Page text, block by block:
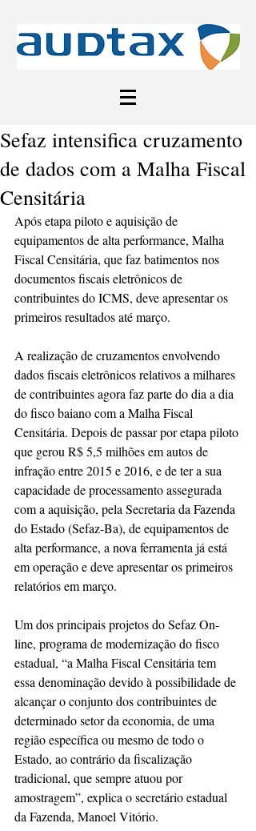
Sefaz intensifica cruzamento
de dados com a Malha Fiscal
Censitária
Após etapa piloto e aquisição de
equipamentos de alta performance, Malha
Fiscal Censitária, que faz batimentos nos
documentos fiscais eletrônicos de
contribuintes do ICMS, deve apresentar os
primeiros resultados até março.
A realização de cruzamentos envolvendo
dados fiscais eletrônicos relativos a milhares
de contribuintes agora faz parte do dia a dia
do fisco baiano com a Malha Fiscal
Censitária. Depois de passar por etapa piloto
que gerou R$ 5,5 milhões em autos de
infração entre 2015 e 2016, e de ter a sua
capacidade de processamento assegurada
com a aquisição, pela Secretaria da Fazenda
do Estado (Sefaz-Ba), de equipamentos de
alta performance, a nova ferramenta já está
em operação e deve apresentar os primeiros
relatórios em março.
Um dos principais projetos do Sefaz On-
line, programa de modernização do fisco
estadual, “a Malha Fiscal Censitária tem
essa denominação devido à possibilidade de
alcançar o conjunto dos contribuintes de
determinado setor da economia, de uma
região específica ou mesmo de todo o
Estado, ao contrário da fiscalização
tradicional, que sempre atuou por
amostragem”, explica o secretário estadual
da Fazenda, Manoel Vitório.